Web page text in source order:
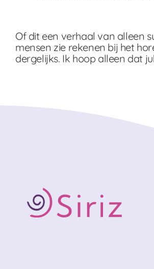
Of dit een verhaal van alleen
mensen zie rekenen bij het
dergelijks. Ik hoop alleen dat